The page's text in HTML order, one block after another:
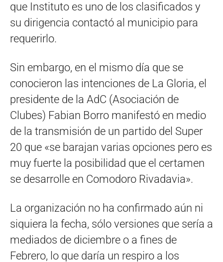
que Instituto es uno de los clasificados y
su dirigencia contactó al municipio para
requerirlo.
Sin embargo, en el mismo día que se
conocieron las intenciones de La Gloria, el
presidente de la AdC (Asociación de
Clubes) Fabian Borro manifestó en medio
de la transmisión de un partido del Super
20 que «se barajan varias opciones pero es
muy fuerte la posibilidad que el certamen
se desarrolle en Comodoro Rivadavia».
La organización no ha confirmado aún ni
siquiera la fecha, sólo versiones que sería a
mediados de diciembre o a fines de
Febrero, lo que daría un respiro a los